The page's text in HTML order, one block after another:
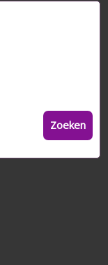
Zoeken